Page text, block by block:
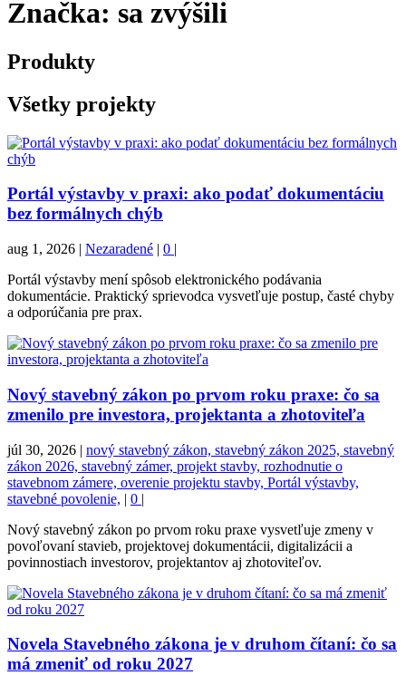
Značka: sa zvýšili
Produkty
Všetky projekty
Portál výstavby v praxi: ako podať dokumentáciu
bez formálnych chýb
aug 1, 2026 | Nezaradené | 0 |
Portál výstavby mení spôsob elektronického podávania
dokumentácie. Praktický sprievodca vysvetľuje postup, časté chyby
a odporúčania pre prax.
Nový stavebný zákon po prvom roku praxe: čo sa
zmenilo pre investora, projektanta a zhotoviteľa
júl 30, 2026 | nový stavebný zákon, stavebný zákon 2025, stavebný
zákon 2026, stavebný zámer, projekt stavby, rozhodnutie o
stavebnom zámere, overenie projektu stavby, Portál výstavby,
stavebné povolenie, | 0 |
Nový stavebný zákon po prvom roku praxe vysvetľuje zmeny v
povoľovaní stavieb, projektovej dokumentácii, digitalizácii a
povinnostiach investorov, projektantov aj zhotoviteľov.
Novela Stavebného zákona je v druhom čítaní: čo sa
má zmeniť od roku 2027